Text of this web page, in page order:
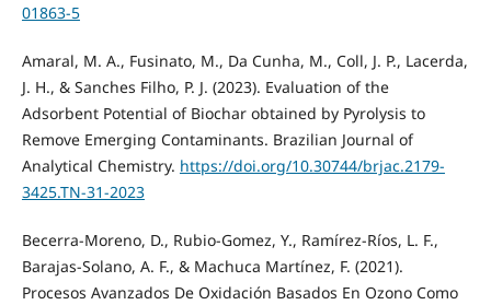
01863-5
Amaral, M. A., Fusinato, M., Da Cunha, M., Coll, J. P., Lacerda,
J. H., & Sanches Filho, P. J. (2023). Evaluation of the
Adsorbent Potential of Biochar obtained by Pyrolysis to
Remove Emerging Contaminants. Brazilian Journal of
Analytical Chemistry. https://doi.org/10.30744/brjac.2179-
3425.TN-31-2023
Becerra-Moreno, D., Rubio-Gomez, Y., Ramírez-Ríos, L. F.,
Barajas-Solano, A. F., & Machuca Martínez, F. (2021).
Procesos Avanzados De Oxidación Basados En Ozono Como